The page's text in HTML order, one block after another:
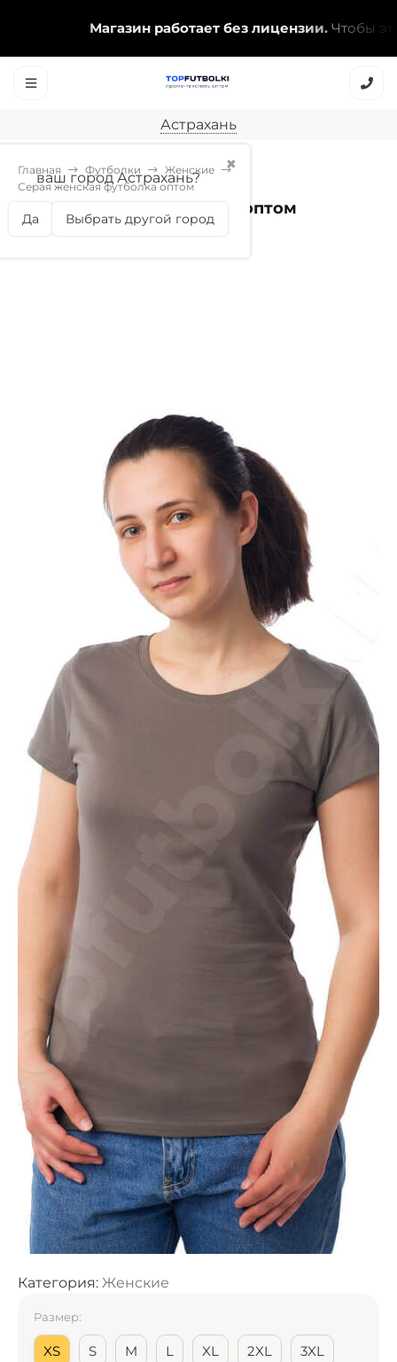
Магазин работает без лицензии.Чтобы эта
Астрахань
✖
ваш город Астрахань?
Да Выбрать другой город
Главная Футболки
Женские
Серая женская футболка оптом
Серая женская футболка оптом
Категория: Женские
Размер:
XS S M L XL 2XL 3XL